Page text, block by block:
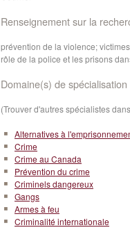
Renseignement sur la
prévention de la violence;
rôle de la police et les prisons
Domaine(s) de spécialisation
(Trouver d'autres spécialistes
Alternatives à
Crime
Crime au Canada
Prévention du crime
Criminels dangereux
Gangs
Armes à feu
Criminalité internationale